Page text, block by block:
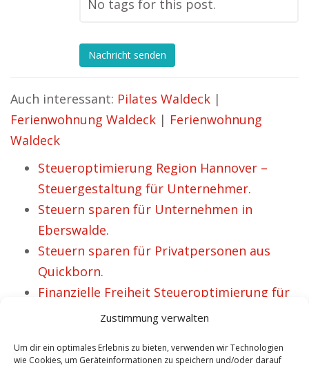
Zustimmung verwalten
Um dir ein optimales Erlebnis zu bieten, verwenden wir Technologien
wie Cookies, um Geräteinformationen zu speichern und/oder darauf
No tags for this post.
Nachricht senden
Auch interessant: Pilates Waldeck |
Ferienwohnung Waldeck | Ferienwohnung
Waldeck
Steueroptimierung Region Hannover –
Steuergestaltung für Unternehmer.
Steuern sparen für Unternehmen in
Eberswalde.
Steuern sparen für Privatpersonen aus
Quickborn.
Finanzielle Freiheit Steueroptimierung für
private Personen in Leonding.
Steuergestaltung Steuer sparen für